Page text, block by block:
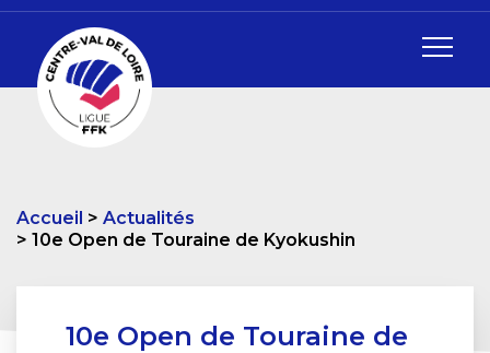
Accueil
Actualités
10e Open de Touraine de Kyokushin
10e Open de Touraine de